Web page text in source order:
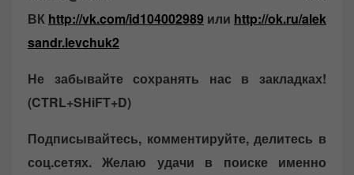
ВК http://vk.com/id104002989 или http://ok.ru/alek
sandr.levchuk2
Не забывайте сохранять нас в закладках!
(CTRL+SHiFT+D)
Подписывайтесь, комментируйте, делитесь в
соц.сетях. Желаю удачи в поиске именно